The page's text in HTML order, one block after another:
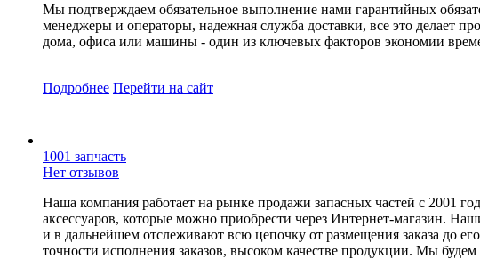
Мы подтверждаем обязательное выполнение нами гарантийных
менеджеры и операторы, надежная служба доставки, все это делает
дома, офиса или машины - один из ключевых факторов экономии
Подробнее Перейти на сайт
1001 запчасть
Нет отзывов
Наша компания работает на рынке продажи запасных частей с 2001
аксессуаров, которые можно приобрести через Интернет-магазин.
и в дальнейшем отслеживают всю цепочку от размещения заказа до
точности исполнения заказов, высоком качестве продукции. Мы